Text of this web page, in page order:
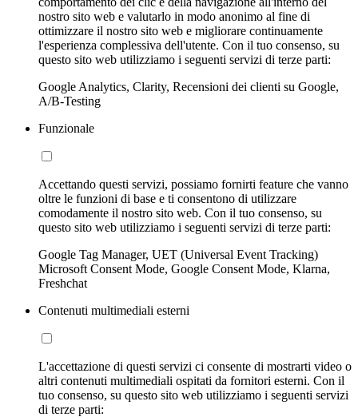
nostro sito web e valutarlo in modo anonimo al fine di
ottimizzare il nostro sito web e migliorare continuamente
l'esperienza complessiva dell'utente. Con il tuo consenso, su
questo sito web utilizziamo i seguenti servizi di terze parti:
Google Analytics, Clarity, Recensioni dei clienti su Google,
A/B-Testing
Funzionale
Accettando questi servizi, possiamo fornirti feature che vanno
oltre le funzioni di base e ti consentono di utilizzare
comodamente il nostro sito web. Con il tuo consenso, su
questo sito web utilizziamo i seguenti servizi di terze parti:
Google Tag Manager, UET (Universal Event Tracking)
Microsoft Consent Mode, Google Consent Mode, Klarna,
Freshchat
Contenuti multimediali esterni
L'accettazione di questi servizi ci consente di mostrarti video o
altri contenuti multimediali ospitati da fornitori esterni. Con il
tuo consenso, su questo sito web utilizziamo i seguenti servizi
di terze parti: